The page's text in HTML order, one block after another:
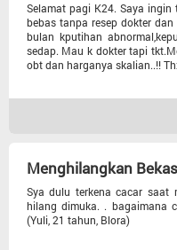
Selamat pagi K24. Saya
bebas tanpa resep dokter
bulan kputihan
sedap. Mau k dokter tapi
obt dan harganya skalian..!!
Menghilangkan
Sya dulu terkena cacar saat
hilang dimuka. . bagaimana
(Yuli, 21 tahun, Blora)